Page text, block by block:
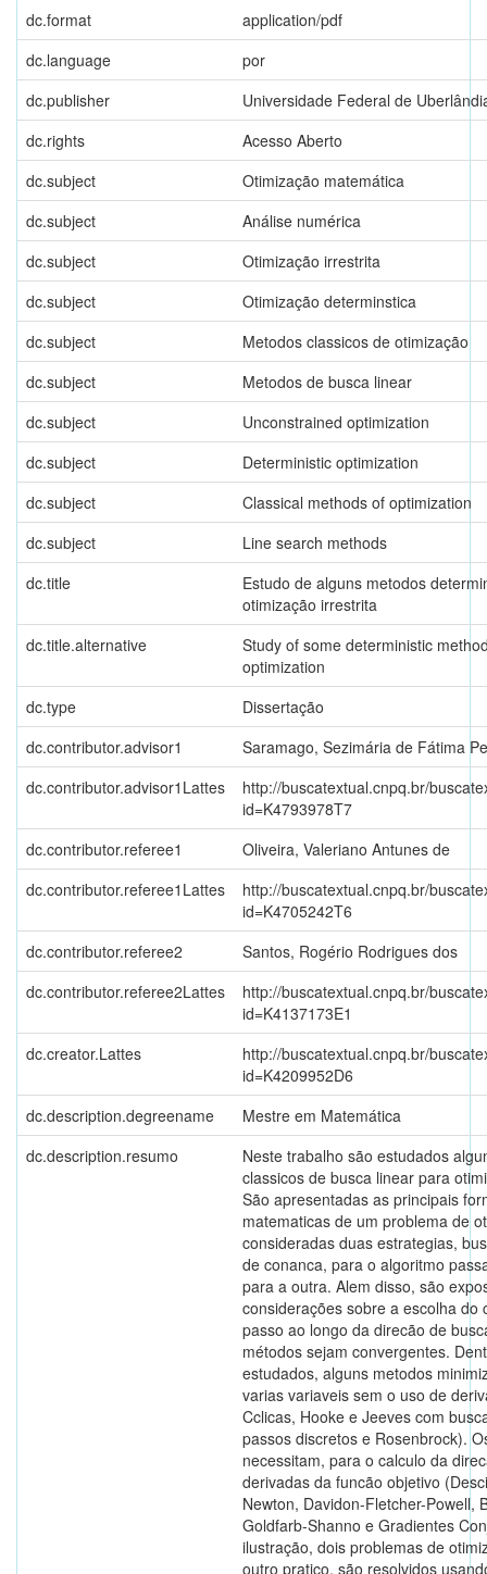
dc.format
application/pdf
dc.language
por
dc.publisher
Universidade Federal de
dc.rights
Acesso Aberto
dc.subject
Otimização matemática
dc.subject
Análise numérica
dc.subject
Otimização irrestrita
dc.subject
Otimização determinstica
dc.subject
Metodos classicos de otimização
dc.subject
Metodos de busca linear
dc.subject
Unconstrained optimization
dc.subject
Deterministic optimization
dc.subject
Classical methods of optimization
dc.subject
Line search methods
dc.title
Estudo de alguns metodos
otimização irrestrita
dc.title.alternative
Study of some deterministic
optimization
dc.type
Dissertação
dc.contributor.advisor1
Saramago, Sezimária de Fátima
dc.contributor.advisor1Lattes
http://buscatextual.cnpq.br/
id=K4793978T7
dc.contributor.referee1
Oliveira, Valeriano Antunes de
dc.contributor.referee1Lattes
http://buscatextual.cnpq.br/
id=K4705242T6
dc.contributor.referee2
Santos, Rogério Rodrigues dos
dc.contributor.referee2Lattes
http://buscatextual.cnpq.br/
id=K4137173E1
dc.creator.Lattes
http://buscatextual.cnpq.br/
id=K4209952D6
dc.description.degreename
Mestre em Matemática
dc.description.resumo
Neste trabalho são estudados
classicos de busca linear para
São apresentadas as principais
matematicas de um problema de
consideradas duas estrategias,
de conanca, para o algoritmo
para a outra. Alem disso, são
considerações sobre a escolha do
passo ao longo da direcão de
métodos sejam convergentes.
estudados, alguns metodos
varias variaveis sem o uso de
Cclicas, Hooke e Jeeves com
passos discretos e Rosenbrock).
necessitam, para o calculo da
derivadas da funcão objetivo
Newton, Davidon-Fletcher-Powell,
Goldfarb-Shanno e Gradientes
ilustração, dois problemas de
outro pratico, são resolvidos